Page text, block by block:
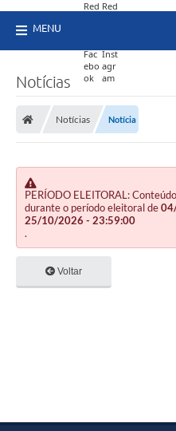
MENU
Notícias
Notícias Notícia
PERÍODO ELEITORAL:
durante o período eleitoral de
25/10/2026 - 23:59:00
.
Voltar